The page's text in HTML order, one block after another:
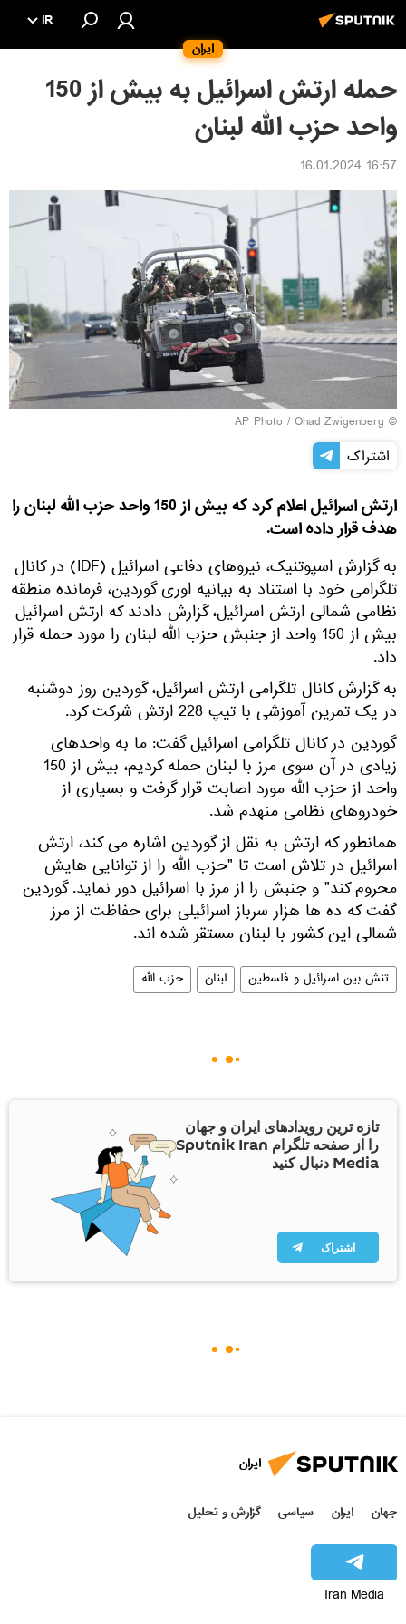
ایران
IR
حمله ارتش اسرائیل به بیش از 150
واحد حزب الله لبنان
16:57 16.01.2024
© AP Photo / Ohad Zwigenberg
اشتراک
ارتش اسرائیل اعلام کرد که بیش از 150 واحد حزب الله لبنان را
هدف قرار داده است.
به گزارش اسپوتنیک، نیروهای دفاعی اسرائیل (IDF) در کانال
تلگرامی خود با استناد به بیانیه اوری گوردین، فرمانده منطقه
نظامی شمالی ارتش اسرائیل، گزارش دادند که ارتش اسرائیل
بیش از 150 واحد از جنبش حزب الله لبنان را مورد حمله قرار
داد.
به گزارش کانال تلگرامی ارتش اسرائیل، گوردین روز دوشنبه
در یک تمرین آموزشی با تیپ 228 ارتش شرکت کرد.
گوردین در کانال تلگرامی اسرائیل گفت: ما به واحدهای
زیادی در آن سوی مرز با لبنان حمله کردیم، بیش از 150
واحد از حزب الله مورد اصابت قرار گرفت و بسیاری از
خودروهای نظامی منهدم شد.
همانطور که ارتش به نقل از گوردین اشاره می کند، ارتش
اسرائیل در تلاش است تا "حزب الله را از توانایی هایش
محروم کند" و جنبش را از مرز با اسرائیل دور نماید. گوردین
گفت که ده ها هزار سرباز اسرائیلی برای حفاظت از مرز
شمالی این کشور با لبنان مستقر شده اند.
تنش بین اسرائیل و فلسطین لبنان حزب الله
تازه ترین رویدادهای ایران و جهان
را از صفحه تلگرام Sputnik Iran
Media دنبال کنید
اشتراک
ایران
جهان ایران سیاسی گزارش و تحلیل
Iran Media